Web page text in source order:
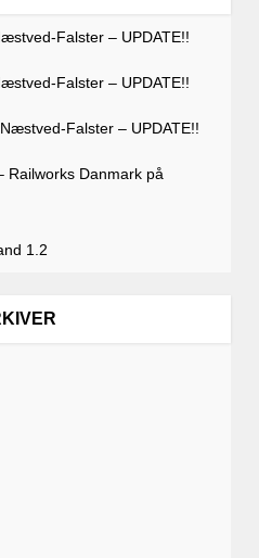
Falster – UPDATE!!
Falster – UPDATE!!
Falster – UPDATE!!
Railworks Danmark på
1.2